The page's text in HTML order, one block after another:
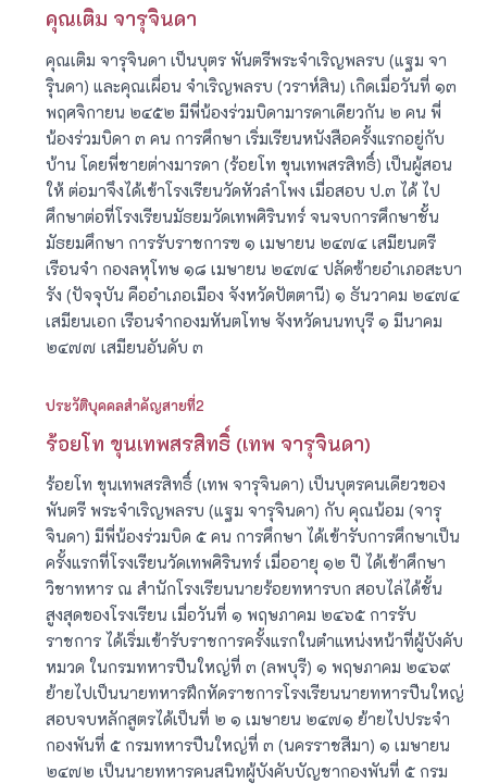
คุณเติม จารุจินดา
คุณเติม จารุจินดา เป็นบุตร พันตรีพระจำเริญพลรบ (แฐม จา
รุินดา) และคุณเผื่อน จำเริญพลรบ (วราห์สิน) เกิดเมื่อวันที่ ๑๓
พฤศจิกายน ๒๔๕๒ มีพี่น้องร่วมบิดามารดาเดียวกัน ๒ คน พี่
น้องร่วมบิดา ๓ คน การศึกษา เริ่มเรียนหนังสือครั้งแรกอยู่กับ
บ้าน โดยพี่ชายต่างมารดา (ร้อยโท ขุนเทพสรสิทธิ์) เป็นผู้สอน
ให้ ต่อมาจึงได้เข้าโรงเรียนวัดหัวลำโพง เมื่อสอบ ป.๓ ได้ ไป
ศึกษาต่อที่โรงเรียนมัธยมวัดเทพศิรินทร์ จนจบการศึกษาชั้น
มัธยมศึกษา การรับราชการฃ ๑ เมษายน ๒๔๗๔ เสมียนตรี
เรือนจำ กองลหุโทษ ๑๘ เมษายน ๒๔๗๔ ปลัดซ้ายอำเภอสะบา
รัง (ปัจจุบัน คืออำเภอเมือง จังหวัดปัตตานี) ๑ ธันวาคม ๒๔๗๔
เสมียนเอก เรือนจำกองมหันตโทษ จังหวัดนนทบุรี ๑ มีนาคม
๒๔๗๗ เสมียนอันดับ ๓
ประวัติบุคคลสำคัญสายที่2
ร้อยโท ขุนเทพสรสิทธิ์ (เทพ จารุจินดา)
ร้อยโท ขุนเทพสรสิทธิ์ (เทพ จารุจินดา) เป็นบุตรคนเดียวของ
พันตรี พระจำเริญพลรบ (แฐม จารุจินดา) กับ คุณน้อม (จารุ
จินดา) มีพี่น้องร่วมบิด ๕ คน การศึกษา ได้เข้ารับการศึกษาเป็น
ครั้งแรกที่โรงเรียนวัดเทพศิรินทร์ เมื่ออายุ ๑๒ ปี ได้เข้าศึกษา
วิชาทหาร ณ สำนักโรงเรียนนายร้อยทหารบก สอบไล่ได้ชั้น
สูงสุดของโรงเรียน เมื่อวันที่ ๑ พฤษภาคม ๒๔๖๕ การรับ
ราชการ ได้เริ่มเข้ารับราชการครั้งแรกในตำแหน่งหน้าที่ผู้บังคับ
หมวด ในกรมทหารปืนใหญ่ที่ ๓ (ลพบุรี) ๑ พฤษภาคม ๒๔๖๙
ย้ายไปเป็นนายทหารฝึกหัดราชการโรงเรียนนายทหารปืนใหญ่
สอบจบหลักสูตรได้เป็นที่ ๒ ๑ เมษายน ๒๔๗๑ ย้ายไปประจำ
กองพันที่ ๕ กรมทหารปืนใหญ่ที่ ๓ (นครราชสีมา) ๑ เมษายน
๒๔๗๒ เป็นนายทหารคนสนิทผู้บังคับบัญชากองพันที่ ๕ กรม